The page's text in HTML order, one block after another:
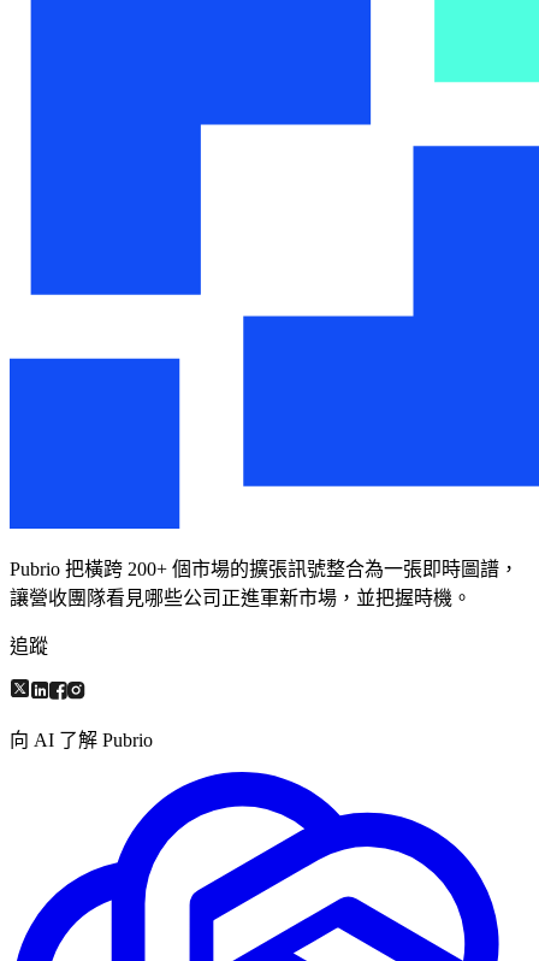
Pubrio 把橫跨 200+ 個市場的擴張訊號整合為一張即時圖譜，
讓營收團隊看見哪些公司正進軍新市場，並把握時機。
追蹤
向 AI 了解 Pubrio